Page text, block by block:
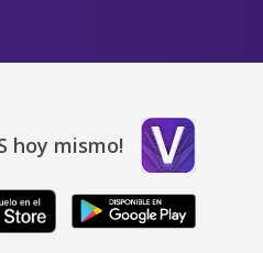
hoy mismo!